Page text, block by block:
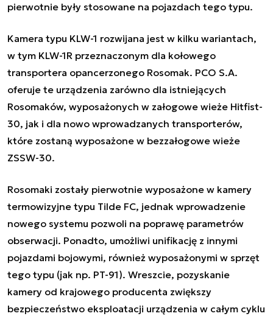
pierwotnie były stosowane na pojazdach tego typu.
Kamera typu KLW-1 rozwijana jest w kilku wariantach,
w tym KLW-1R przeznaczonym dla kołowego
transportera opancerzonego Rosomak. PCO S.A.
oferuje te urządzenia zarówno dla istniejących
Rosomaków, wyposażonych w załogowe wieże Hitfist-
30, jak i dla nowo wprowadzanych transporterów,
które zostaną wyposażone w bezzałogowe wieże
ZSSW-30.
Rosomaki zostały pierwotnie wyposażone w kamery
termowizyjne typu Tilde FC, jednak wprowadzenie
nowego systemu pozwoli na poprawę parametrów
obserwacji. Ponadto, umożliwi unifikację z innymi
pojazdami bojowymi, również wyposażonymi w sprzęt
tego typu (jak np. PT-91). Wreszcie, pozyskanie
kamery od krajowego producenta zwiększy
bezpieczeństwo eksploatacji urządzenia w całym cyklu